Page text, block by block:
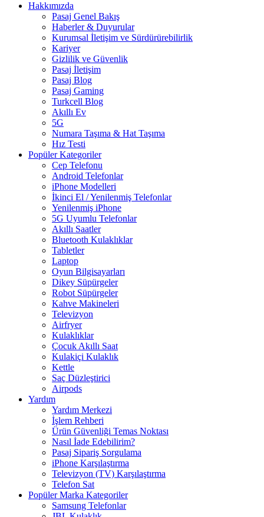
Hakkımızda
Pasaj Genel Bakış
Haberler & Duyurular
Kurumsal İletişim ve Sürdürürebilirlik
Kariyer
Gizlilik ve Güvenlik
Pasaj İletişim
Pasaj Blog
Pasaj Gaming
Turkcell Blog
Akıllı Ev
5G
Numara Taşıma & Hat Taşıma
Hız Testi
Popüler Kategoriler
Cep Telefonu
Android Telefonlar
iPhone Modelleri
İkinci El / Yenilenmiş Telefonlar
Yenilenmiş iPhone
5G Uyumlu Telefonlar
Akıllı Saatler
Bluetooth Kulaklıklar
Tabletler
Laptop
Oyun Bilgisayarları
Dikey Süpürgeler
Robot Süpürgeler
Kahve Makineleri
Televizyon
Airfryer
Kulaklıklar
Çocuk Akıllı Saat
Kulakiçi Kulaklık
Kettle
Saç Düzleştirici
Airpods
Yardım
Yardım Merkezi
İşlem Rehberi
Ürün Güvenliği Temas Noktası
Nasıl İade Edebilirim?
Pasaj Sipariş Sorgulama
iPhone Karşılaştırma
Televizyon (TV) Karşılaştırma
Telefon Sat
Popüler Marka Kategoriler
Samsung Telefonlar